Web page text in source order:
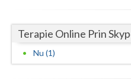
Terapie Online Prin
Nu (1)